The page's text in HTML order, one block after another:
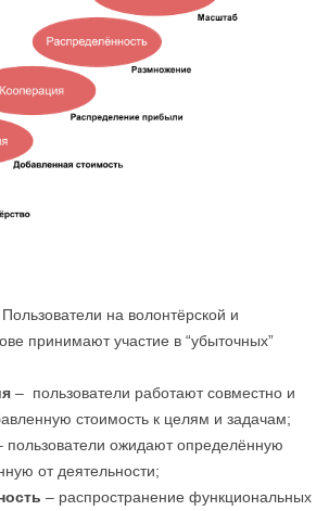
на волонтёрской и
принимают участие в “убыточных”
– пользователи работают совместно и
стоимость к целям и задачам;
пользователи ожидают определённую
от деятельности;
– распространение функциональных